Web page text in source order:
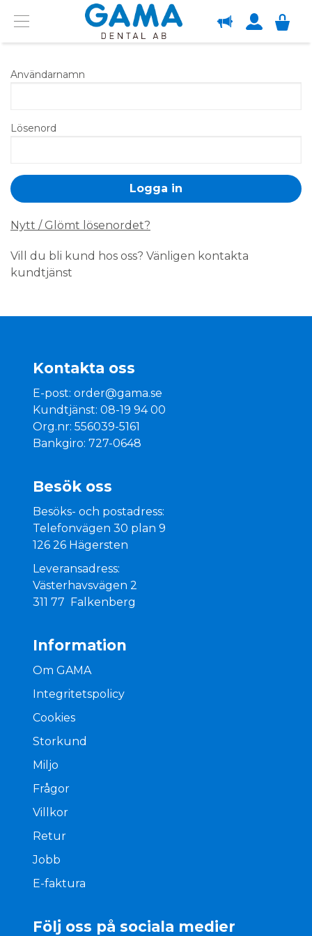
Menu
OM GAMA
Användarnamn
Lösenord
Nytt / Glömt lösenordet?
Vill du bli kund hos oss? Vänligen kontakta
kundtjänst
Kontakta oss
E-post:order@gama.se
Kundtjänst: 08-19 94 00
Org.nr: 556039-5161
Bankgiro: 727-0648
Besök oss
Besöks- och postadress:
Telefonvägen 30 plan 9
126 26 Hägersten
Leveransadress:
Västerhavsvägen 2
311 77 Falkenberg
Information
Om GAMA
Integritetspolicy
Cookies
Storkund
Miljo
Frågor
Villkor
Retur
Jobb
E-faktura
Följ oss på sociala medier